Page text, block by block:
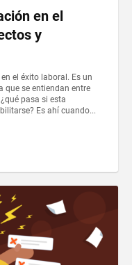
en el
y
el éxito laboral. Es un
que se entiendan entre
pasa si esta
Es ahí cuando...